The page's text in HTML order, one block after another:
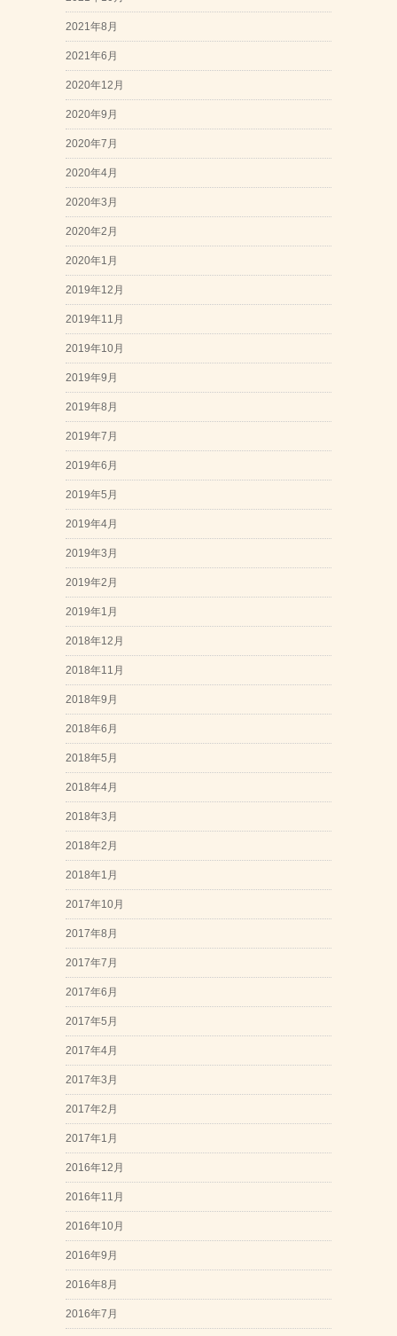
2021年8月
2021年6月
2020年12月
2020年9月
2020年7月
2020年4月
2020年3月
2020年2月
2020年1月
2019年12月
2019年11月
2019年10月
2019年9月
2019年8月
2019年7月
2019年6月
2019年5月
2019年4月
2019年3月
2019年2月
2019年1月
2018年12月
2018年11月
2018年9月
2018年6月
2018年5月
2018年4月
2018年3月
2018年2月
2018年1月
2017年10月
2017年8月
2017年7月
2017年6月
2017年5月
2017年4月
2017年3月
2017年2月
2017年1月
2016年12月
2016年11月
2016年10月
2016年9月
2016年8月
2016年7月